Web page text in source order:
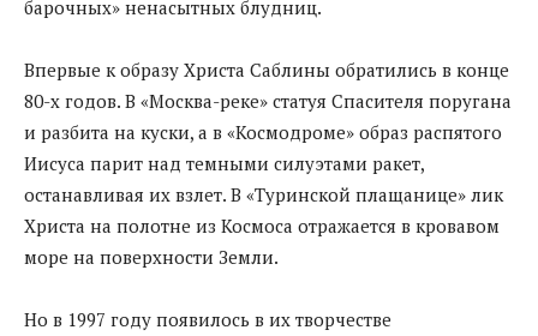
барочных» ненасытных блудниц.
Впервые к образу Христа Саблины обратились в конце
80-х годов. В «Москва-реке» статуя Спасителя поругана
и разбита на куски, а в «Космодроме» образ распятого
Иисуса парит над темными силуэтами ракет,
останавливая их взлет. В «Туринской плащанице» лик
Христа на полотне из Космоса отражается в кровавом
море на поверхности Земли.
Но в 1997 году появилось в их творчестве